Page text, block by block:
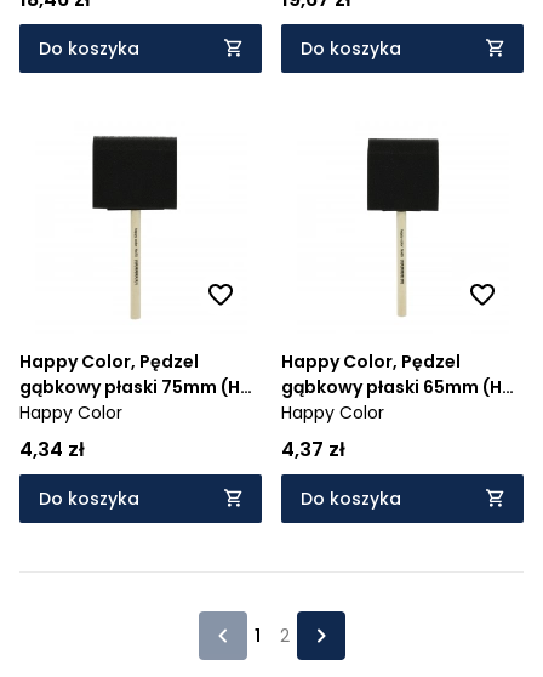
Do koszyka Do koszyka
Happy Color, Pędzel
gąbkowy płaski 75mm (HA
7271 1022-75)
Happy Color
4,34 zł
Do koszyka
Happy Color, Pędzel
gąbkowy płaski 65mm (HA
7271 1022-65)
Happy Color
4,37 zł
Do koszyka
1 2